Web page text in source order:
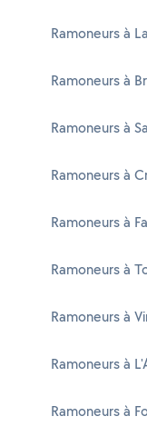
Ramoneurs à
Ramoneurs à
Ramoneurs à
Ramoneurs à
Ramoneurs à
Ramoneurs à
Ramoneurs à
Ramoneurs à
Ramoneurs à